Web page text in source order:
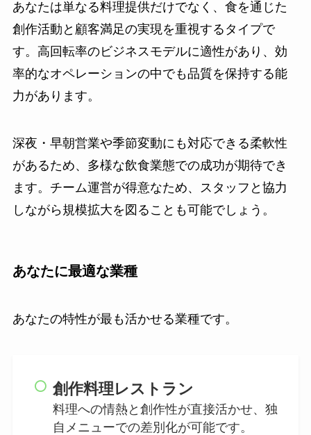
あなたは単なる料理提供だけでなく、食を通じた
創作活動と顧客満足の実現を重視するタイプで
す。高回転率のビジネスモデルに適性があり、効
率的なオペレーションの中でも品質を保持する能
力があります。
深夜・早朝営業や季節変動にも対応できる柔軟性
があるため、多様な飲食業態での成功が期待でき
ます。チーム運営が得意なため、スタッフと協力
しながら規模拡大を図ることも可能でしょう。
あなたに最適な業種
あなたの特性が最も活かせる業種です。
創作料理レストラン
料理への情熱と創作性が直接活かせ、独
自メニューでの差別化が可能です。